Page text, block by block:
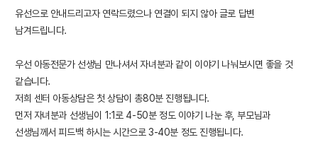
유선으로 안내드리고자 연락드렸으나 연결이 되지 않아 글로 답변
남겨드립니다.
우선 아동전문가 선생님 만나셔서 자녀분과 같이 이야기 나눠보시면 좋을 것
같습니다.
저희 센터 아동상담은 첫 상담이 총80분 진행됩니다.
먼저 자녀분과 선생님이 1:1로 4-50분 정도 이야기 나눈 후, 부모님과
선생님께서 피드백 하시는 시간으로 3-40분 정도 진행됩니다.